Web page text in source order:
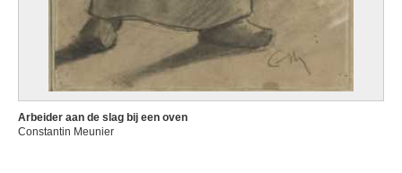
Arbeider aan de slag bij een oven
Constantin Meunier